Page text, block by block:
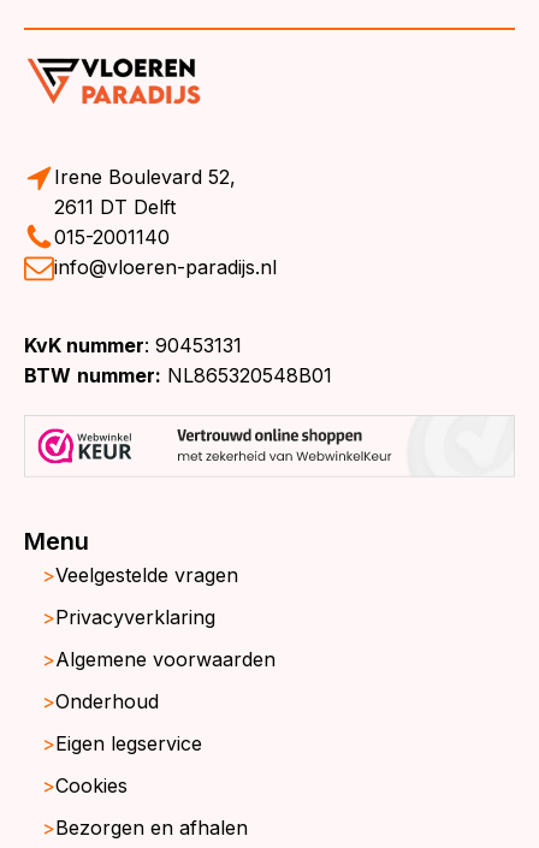
Irene Boulevard 52,
2611 DT Delft
015-2001140
info@vloeren-paradijs.nl
KvK nummer: 90453131
BTW nummer: NL865320548B01
Menu
Veelgestelde vragen
Privacyverklaring
Algemene voorwaarden
Onderhoud
Eigen legservice
Cookies
Bezorgen en afhalen